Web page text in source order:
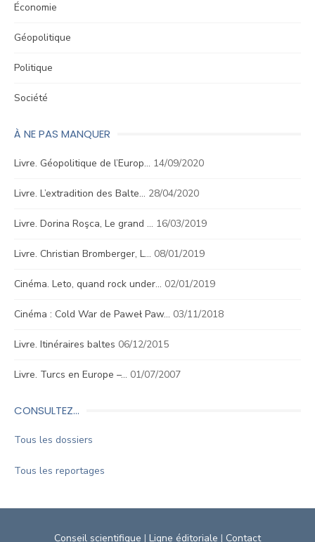
Économie
Géopolitique
Politique
Société
À NE PAS MANQUER
Livre. Géopolitique de l’Europ… 14/09/2020
Livre. L’extradition des Balte… 28/04/2020
Livre. Dorina Roşca, Le grand … 16/03/2019
Livre. Christian Bromberger, L… 08/01/2019
Cinéma. Leto, quand rock under… 02/01/2019
Cinéma : Cold War de Paweł Paw… 03/11/2018
Livre. Itinéraires baltes 06/12/2015
Livre. Turcs en Europe –… 01/07/2007
CONSULTEZ…
Tous les dossiers
Tous les reportages
Conseil scientifique | Ligne éditoriale | Contact